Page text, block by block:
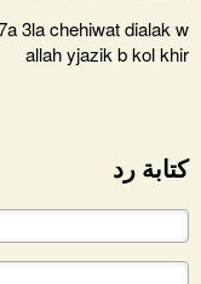
3la chehiwat dialak w
allah yjazik b kol khir
كتابة رد